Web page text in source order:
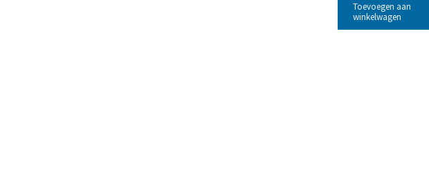
Toevoegen aan
winkelwagen